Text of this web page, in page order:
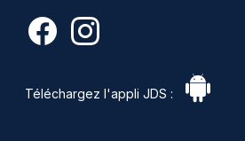
Téléchargez l'appli JDS :